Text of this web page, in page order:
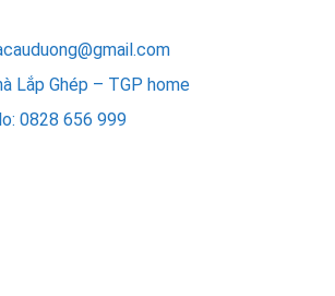
Lắp Ghép – TGP home
0828 656 999